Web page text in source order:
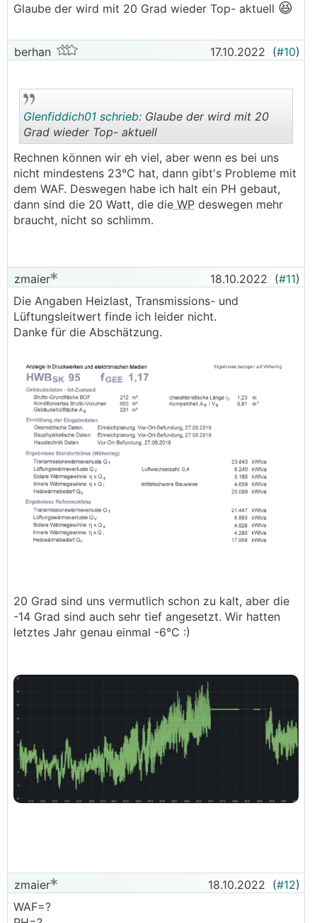
Glaube der wird mit 20 Grad wieder Top- aktuell 😆
berhan 17.10.2022 (#10)
..
Glenfiddich01 schrieb: Glaube der wird mit 20
Grad wieder Top- aktuell
Rechnen können wir eh viel, aber wenn es bei uns
nicht mindestens 23°C hat, dann gibt's Probleme mit
dem WAF. Deswegen habe ich halt ein PH gebaut,
dann sind die 20 Watt, die die WP deswegen mehr
braucht, nicht so schlimm.
zmaier 18.10.2022 (#11)
Die Angaben Heizlast, Transmissions- und
Lüftungsleitwert finde ich leider nicht.
Danke für die Abschätzung.
20 Grad sind uns vermutlich schon zu kalt, aber die
-14 Grad sind auch sehr tief angesetzt. Wir hatten
letztes Jahr genau einmal -6°C :)
zmaier 18.10.2022 (#12)
WAF=?